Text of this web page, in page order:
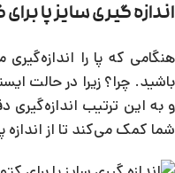
اندازه گیری سایز پا
هنگامی که پا را
باشید. چرا؟ زیرا در حالت
و به این ترتیب
شما کمک می‌کند تا از